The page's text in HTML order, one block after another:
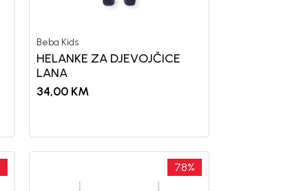
Beba Kids
HELANKE ZA DJEVOJČICE
LANA
34,00 KM
78%